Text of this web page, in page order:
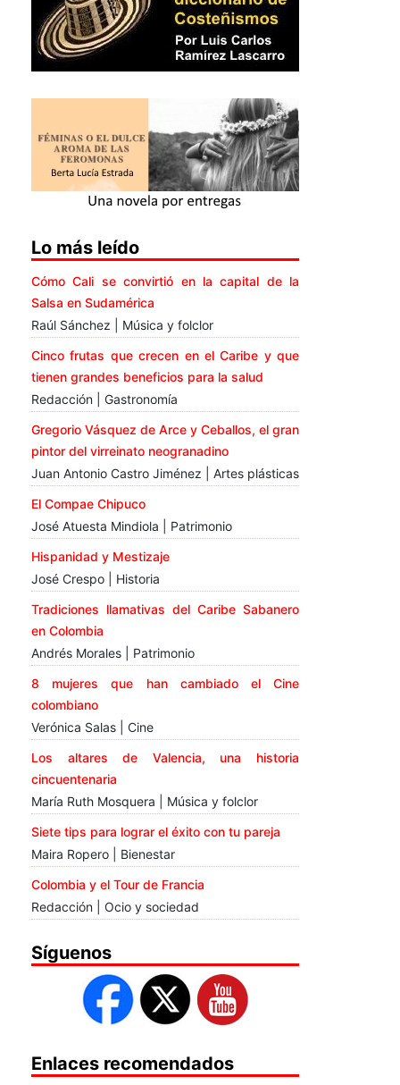
Lo más leído
Cómo Cali se convirtió en la capital de la
Salsa en Sudamérica
Raúl Sánchez | Música y folclor
Cinco frutas que crecen en el Caribe y que
tienen grandes beneficios para la salud
Redacción | Gastronomía
Gregorio Vásquez de Arce y Ceballos, el gran
pintor del virreinato neogranadino
Juan Antonio Castro Jiménez | Artes plásticas
El Compae Chipuco
José Atuesta Mindiola | Patrimonio
Hispanidad y Mestizaje
José Crespo | Historia
Tradiciones llamativas del Caribe Sabanero
en Colombia
Andrés Morales | Patrimonio
8 mujeres que han cambiado el Cine
colombiano
Verónica Salas | Cine
Los altares de Valencia, una historia
cincuentenaria
María Ruth Mosquera | Música y folclor
Siete tips para lograr el éxito con tu pareja
Maira Ropero | Bienestar
Colombia y el Tour de Francia
Redacción | Ocio y sociedad
Síguenos
Enlaces recomendados